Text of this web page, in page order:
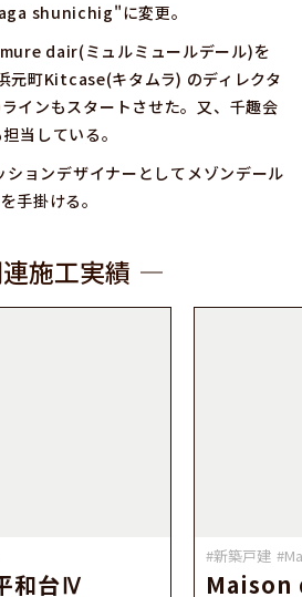
shunichig"に変更。
dair(ミュルミュールデール)を
元町Kitcase(キタムラ) のディレクタ
インもスタートさせた。又、千趣会
当している。
ョンデザイナーとしてメゾンデール
手掛ける。
施工実績
和台Ⅳ
#新築戸建
Maison